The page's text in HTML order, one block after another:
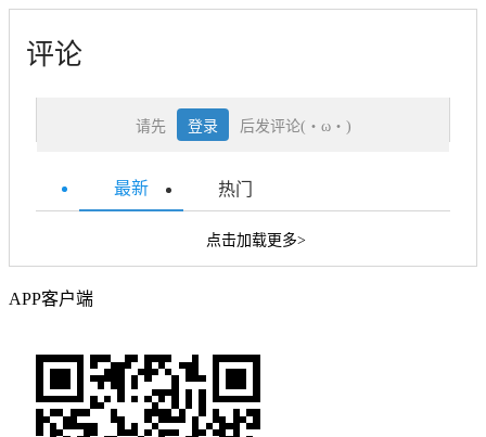
评论
请先 登录 后发评论(・ω・)
最新 热门
点击加载更多>
APP客户端